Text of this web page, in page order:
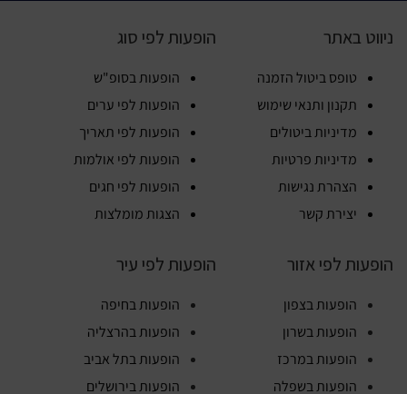
ניווט באתר
טופס ביטול הזמנה
תקנון ותנאי שימוש
מדיניות ביטולים
מדיניות פרטיות
הצהרת נגישות
יצירת קשר
הופעות לפי סוג
הופעות בסופ"ש
הופעות לפי ערים
הופעות לפי תאריך
הופעות לפי אולמות
הופעות לפי חגים
הצגות מומלצות
הופעות לפי אזור
הופעות בצפון
הופעות בשרון
הופעות במרכז
הופעות בשפלה
הופעות לפי עיר
הופעות בחיפה
הופעות בהרצליה
הופעות בתל אביב
הופעות בירושלים